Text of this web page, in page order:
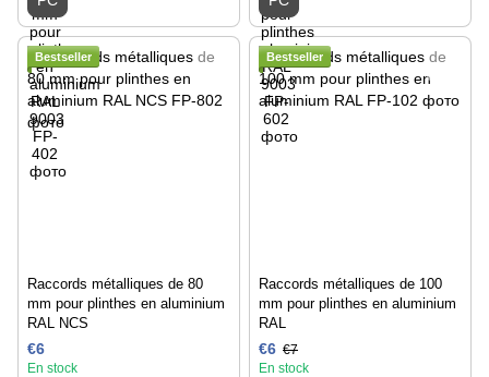
Bestseller
Raccords métalliques de 80
mm pour plinthes en aluminium
RAL NCS
€6
En stock
Bestseller
Raccords métalliques de 100
mm pour plinthes en aluminium
RAL
€6 €7
En stock